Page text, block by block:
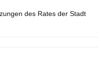
des Rates der Stadt